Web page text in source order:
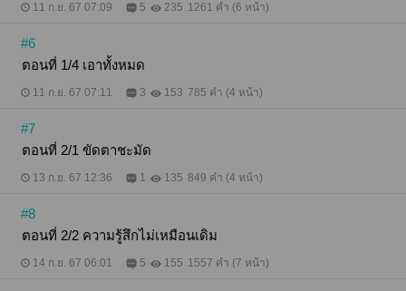
11 ก.ย. 67 07:09 5 235 1261 คำ (6 หน้า)
#6
ตอนที่ 1/4 เอาทั้งหมด
11 ก.ย. 67 07:11 3 153 785 คำ (4 หน้า)
#7
ตอนที่ 2/1 ขัดตาชะมัด
13 ก.ย. 67 12:36 1 135 849 คำ (4 หน้า)
#8
ตอนที่ 2/2 ความรู้สึกไม่เหมือนเดิม
14 ก.ย. 67 06:01 5 155 1557 คำ (7 หน้า)